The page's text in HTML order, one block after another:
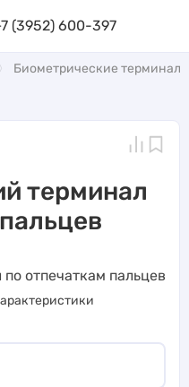
(3952) 600-397
Биометрические терминалы
терминал
отпечаткам пальцев